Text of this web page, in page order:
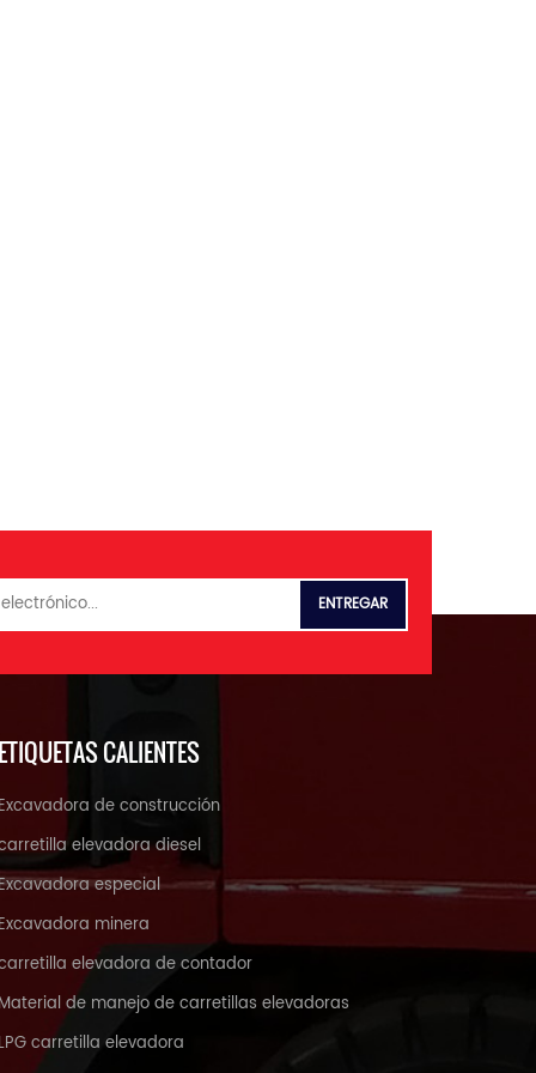
CALIENTES
de construcción
elevadora diesel
especial
minera
elevadora de contador
de manejo de carretillas elevadoras
carretilla elevadora